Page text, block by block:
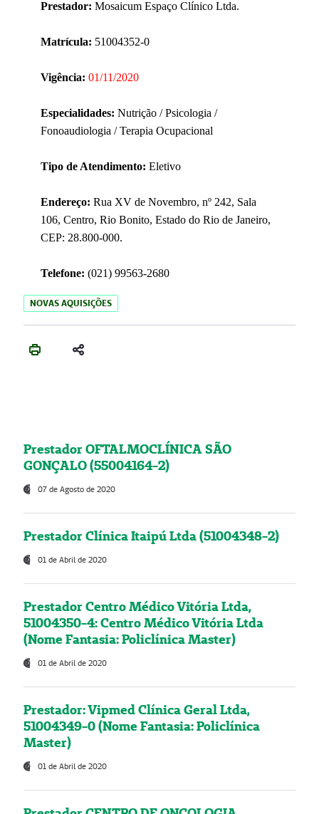
Prestador: Mosaicum Espaço Clínico Ltda.
Matrícula: 51004352-0
Vigência: 01/11/2020
Especialidades: Nutrição / Psicologia /
Fonoaudiologia / Terapia Ocupacional
Tipo de Atendimento: Eletivo
Endereço: Rua XV de Novembro, nº 242, Sala
106, Centro, Rio Bonito, Estado do Rio de Janeiro,
CEP: 28.800-000.
Telefone: (021) 99563-2680
NOVAS AQUISIÇÕES
Prestador OFTALMOCLÍNICA SÃO
GONÇALO (55004164-2)
07 de Agosto de 2020
Prestador Clínica Itaipú Ltda (51004348-2)
01 de Abril de 2020
Prestador Centro Médico Vitória Ltda,
51004350-4: Centro Médico Vitória Ltda
(Nome Fantasia: Policlínica Master)
01 de Abril de 2020
Prestador: Vipmed Clínica Geral Ltda,
51004349-0 (Nome Fantasia: Policlínica
Master)
01 de Abril de 2020